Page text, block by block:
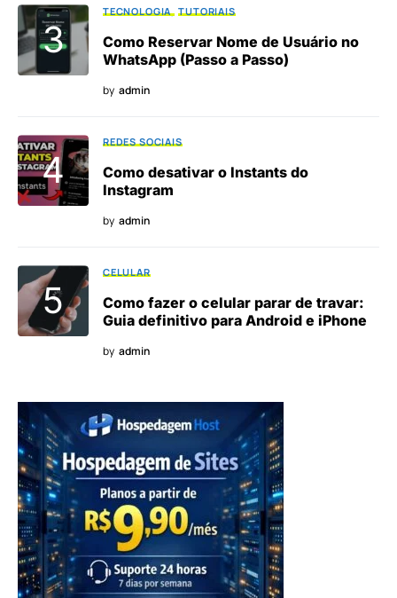
TECNOLOGIA TUTORIAIS
Como Reservar Nome de Usuário no
WhatsApp (Passo a Passo)
by admin
REDES SOCIAIS
Como desativar o Instants do
Instagram
by admin
CELULAR
Como fazer o celular parar de travar:
Guia definitivo para Android e iPhone
by admin